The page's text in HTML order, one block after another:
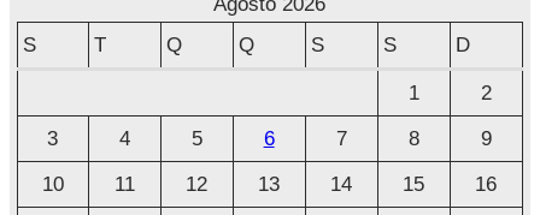
v
o
S
T Q Q S S D
1
2
3
4 5 6 7 8
9
10
11 12 13 14 15
16